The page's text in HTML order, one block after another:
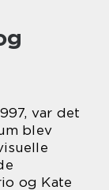
var det
blev
og Kate